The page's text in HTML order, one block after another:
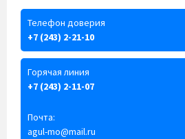
Телефон доверия
+7 (243) 2-21-10
Горячая линия
+7 (243) 2-11-07
Почта:
agul-mo@mail.ru